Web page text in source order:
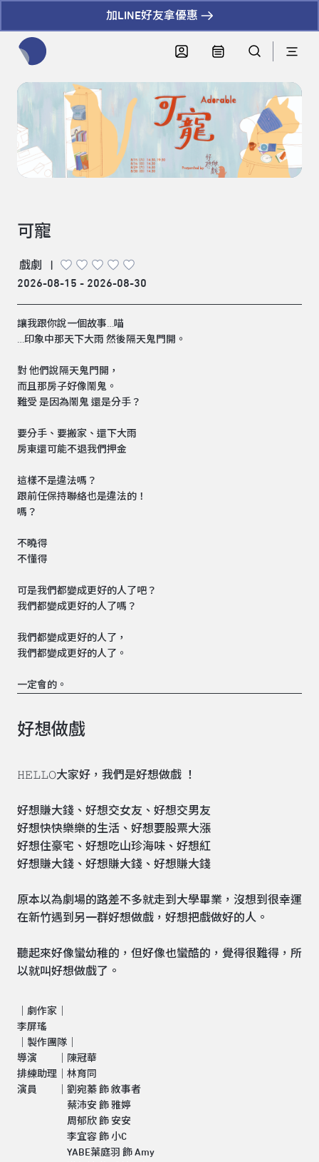
加LINE好友拿優惠
可寵
戲劇
|
2026-08-15 - 2026-08-30
讓我跟你說一個故事…喵
…印象中那天下大雨 然後隔天鬼門開。
對 他們說隔天鬼門開，
而且那房子好像鬧鬼。
難受 是因為鬧鬼 還是分手？
要分手、要搬家、還下大雨
房東還可能不退我們押金
這樣不是違法嗎？
跟前任保持聯絡也是違法的！
嗎？
不曉得
不懂得
可是我們都變成更好的人了吧？
我們都變成更好的人了嗎？
我們都變成更好的人了，
我們都變成更好的人了。
一定會的。
好想做戲
𝙷𝙴𝙻𝙻𝙾大家好，我們是好想做戲 ！
好想賺大錢、好想交女友、好想交男友
好想快快樂樂的生活、好想要股票大漲
好想住豪宅、好想吃山珍海味、好想紅
好想賺大錢、好想賺大錢、好想賺大錢
原本以為劇場的路差不多就走到大學畢業，沒想到很幸運
在新竹遇到另一群好想做戲，好想把戲做好的人。
聽起來好像蠻幼稚的，但好像也蠻酷的，覺得很難得，所
以就叫好想做戲了。
｜劇作家｜
李屏瑤
｜製作團隊｜
導演 ｜陳冠華
排練助理｜林育同
演員 ｜劉宛蓁 飾 敘事者
蔡沛安 飾 雅婷
周郁欣 飾 安安
李宜容 飾 小C
YABE葉庭羽 飾 Amy